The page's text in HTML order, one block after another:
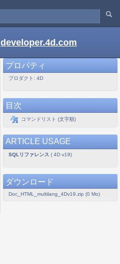
developer.4d.com
プロパティ
プロダクト: 4D
目次
コマンドリスト (文字順)
ARTICLE USAGE
SQLリファレンス ( 4D v19)
ダウンロード
Doc_HTML_multilang_4Dv19.zip (0 Mo)